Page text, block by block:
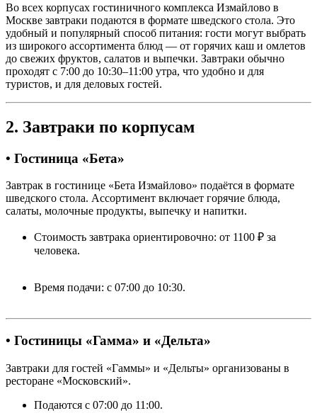
Во всех корпусах гостиничного комплекса Измайлово в
Москве завтраки подаются в формате шведского стола. Это
удобный и популярный способ питания: гости могут выбрать
из широкого ассортимента блюд — от горячих каш и омлетов
до свежих фруктов, салатов и выпечки. Завтраки обычно
проходят с 7:00 до 10:30–11:00 утра, что удобно и для
туристов, и для деловых гостей.
2. Завтраки по корпусам
• Гостиница «Бета»
Завтрак в гостинице «Бета Измайлово» подаётся в формате
шведского стола. Ассортимент включает горячие блюда,
салаты, молочные продукты, выпечку и напитки.
Стоимость завтрака ориентировочно: от 1100 ₽ за
человека.
Время подачи: с 07:00 до 10:30.
• Гостиницы «Гамма» и «Дельта»
Завтраки для гостей «Гаммы» и «Дельты» организованы в
ресторане «Московский».
Подаются с 07:00 до 11:00.